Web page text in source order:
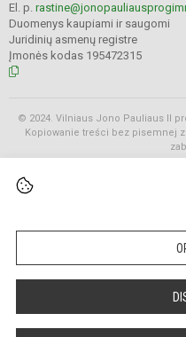
El. p.
Duomenys kaupiami ir saugomi
Juridinių asmenų registre
Įmonės kodas 195472315
© 2024. Vilniaus Jono Pauliaus II
Kopiowanie treści bez pisemnej